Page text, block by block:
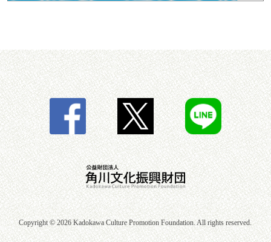
Copyright ©2026 Kadokawa Culture Promotion Foundation. All rights reserved.